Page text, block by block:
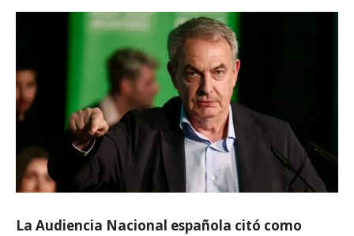
La Audiencia Nacional española citó como